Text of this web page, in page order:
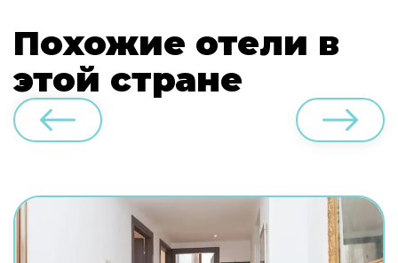
Похожие отели в
этой стране